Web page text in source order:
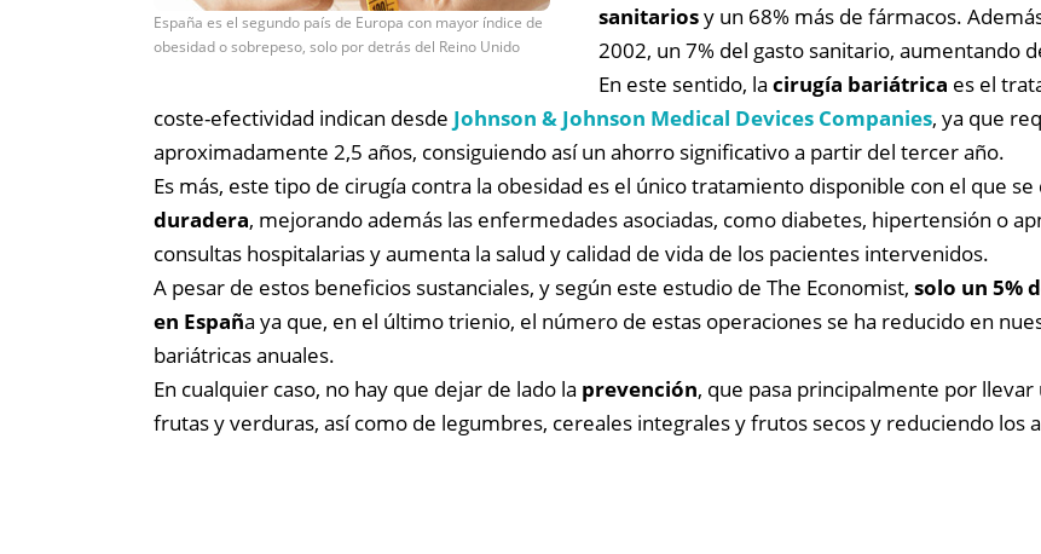
España es el segundo país de Europa con mayor índice de
obesidad o sobrepeso, solo por detrás del Reino Unido
sanitariosy un 68% más de fármacos.
2002, un 7% del gasto sanitario, aumentando
En este sentido, la cirugía bariátrica es el
coste-efectividad indican desde Johnson & Johnson Medical Devices Companies, ya que
aproximadamente 2,5 años, consiguiendo así un ahorro significativo a partir del tercer año.
Es más, este tipo de cirugía contra la obesidad es el único tratamiento disponible con el que se
duradera, mejorando además las enfermedades asociadas, como diabetes, hipertensión o
consultas hospitalarias y aumenta la salud y calidad de vida de los pacientes intervenidos.
A pesar de estos beneficios sustanciales, y según este estudio de The Economist, solo un 5%
en España ya que, en el último trienio, el número de estas operaciones se ha reducido en
bariátricas anuales.
En cualquier caso, no hay que dejar de lado la prevención, que pasa principalmente por llevar
frutas y verduras, así como de legumbres, cereales integrales y frutos secos y reduciendo los